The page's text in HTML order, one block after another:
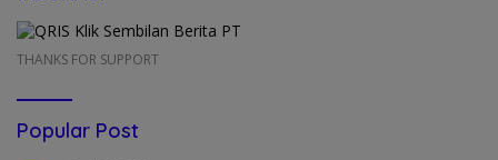
THANKS FOR SUPPORT
Popular Post